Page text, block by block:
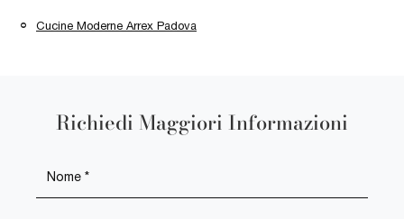
Cucine Moderne Arrex Padova
Richiedi Maggiori Informazioni